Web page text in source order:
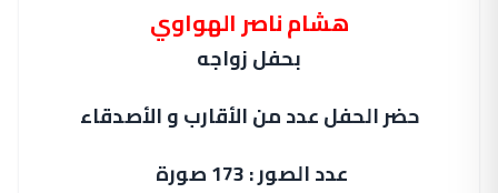
هشام ناصر الهواوي
بحفل زواجه
حضر الحفل عدد من الأقارب و الأصدقاء
عدد الصور : 173 صورة